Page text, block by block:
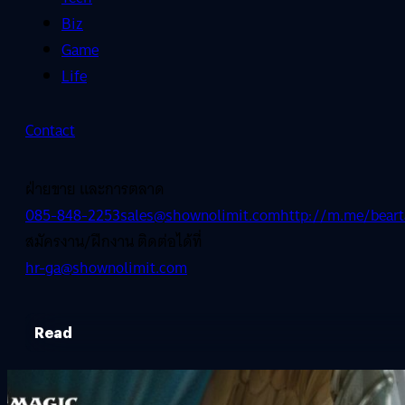
Biz
Game
Life
Contact
ฝ่ายขาย และการตลาด
085-848-2253sales@shownolimit.comhttp://m.me/
สมัครงาน/ฝึกงาน ติดต่อได้ที่
hr-ga@shownolimit.com
Read